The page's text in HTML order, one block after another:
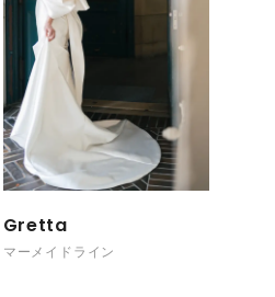
Gretta
マーメイドライン